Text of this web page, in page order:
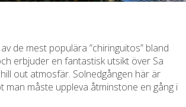
de mest populära ”chiringuitos” bland
erbjuder en fantastisk utsikt över Sa
out atmosfär. Solnedgången här är
man måste uppleva åtminstone en gång i